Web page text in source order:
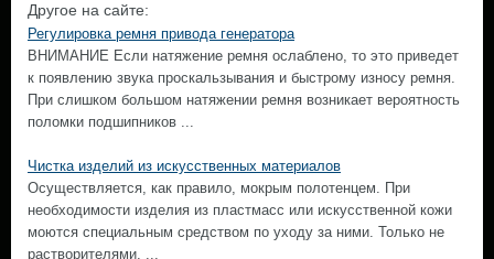
Другое на сайте:
Регулировка ремня привода генератора
ВНИМАНИЕ Если натяжение ремня ослаблено, то это приведет
к появлению звука проскальзывания и быстрому износу ремня.
При слишком большом натяжении ремня возникает вероятность
поломки подшипников ...
Чистка изделий из искусственных материалов
Осуществляется, как правило, мокрым полотенцем. При
необходимости изделия из пластмасс или искусственной кожи
моются специальным средством по уходу за ними. Только не
растворителями. ...